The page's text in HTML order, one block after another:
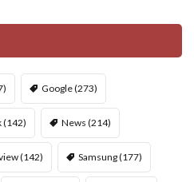
Google(273)
(142) News (214)
(142) Samsung(177)